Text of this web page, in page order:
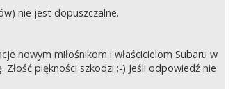
nie jest dopuszczalne.
nowym miłośnikom i właścicielom Subaru w
piękności szkodzi ;-) Jeśli odpowiedź nie